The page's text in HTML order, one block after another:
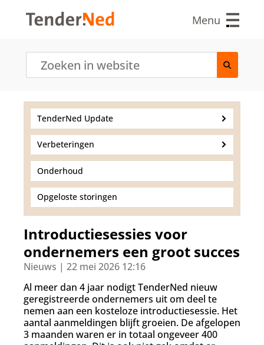
Menu
TenderNed Update
Verbeteringen
Onderhoud
Opgeloste storingen
Introductiesessies voor
ondernemers een groot succes
Nieuws | 22 mei 2026 12:16
Al meer dan 4 jaar nodigt TenderNed nieuw
geregistreerde ondernemers uit om deel te
nemen aan een kosteloze introductiesessie. Het
aantal aanmeldingen blijft groeien. De afgelopen
3 maanden waren er in totaal ongeveer 400